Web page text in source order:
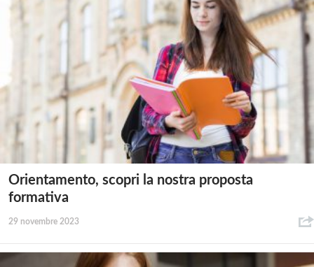
Orientamento, scopri la nostra proposta
formativa
29 novembre 2023